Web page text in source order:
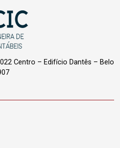
Centro – Edifício Dantês – Belo